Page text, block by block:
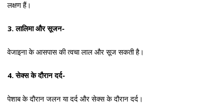
लक्षण हैं।
3. लालिमा और सूजन-
वेजाइना के आसपास की त्वचा लाल और सूज सकती है।
4. सेक्स के दौरान दर्द-
पेशाब के दौरान जलन या दर्द और सेक्स के दौरान दर्द।